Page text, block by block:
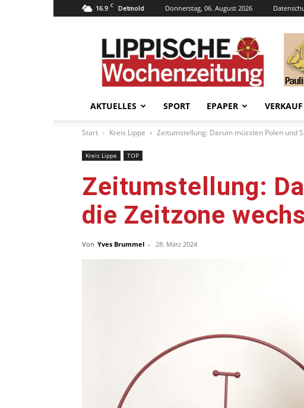
16.9 C Detmold Donnerstag, 06. August 2026
Lippische
Wochenzeitung
–
LWZ24.de
AKTUELLES SPORT EPAPER VERKAUF
Start Kreis Lippe Zeitumstellung: Darum müssten Polen und
Kreis Lippe TOP
Zeitumstellung:
die Zeitzone
Von Yves Brummel - 28. März 2024